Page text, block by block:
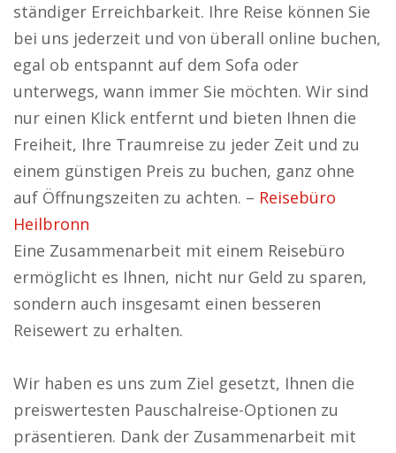
ständiger Erreichbarkeit. Ihre Reise können Sie
bei uns jederzeit und von überall online buchen,
egal ob entspannt auf dem Sofa oder
unterwegs, wann immer Sie möchten. Wir sind
nur einen Klick entfernt und bieten Ihnen die
Freiheit, Ihre Traumreise zu jeder Zeit und zu
einem günstigen Preis zu buchen, ganz ohne
auf Öffnungszeiten zu achten. – Reisebüro
Heilbronn
Eine Zusammenarbeit mit einem Reisebüro
ermöglicht es Ihnen, nicht nur Geld zu sparen,
sondern auch insgesamt einen besseren
Reisewert zu erhalten.
Wir haben es uns zum Ziel gesetzt, Ihnen die
preiswertesten Pauschalreise-Optionen zu
präsentieren. Dank der Zusammenarbeit mit